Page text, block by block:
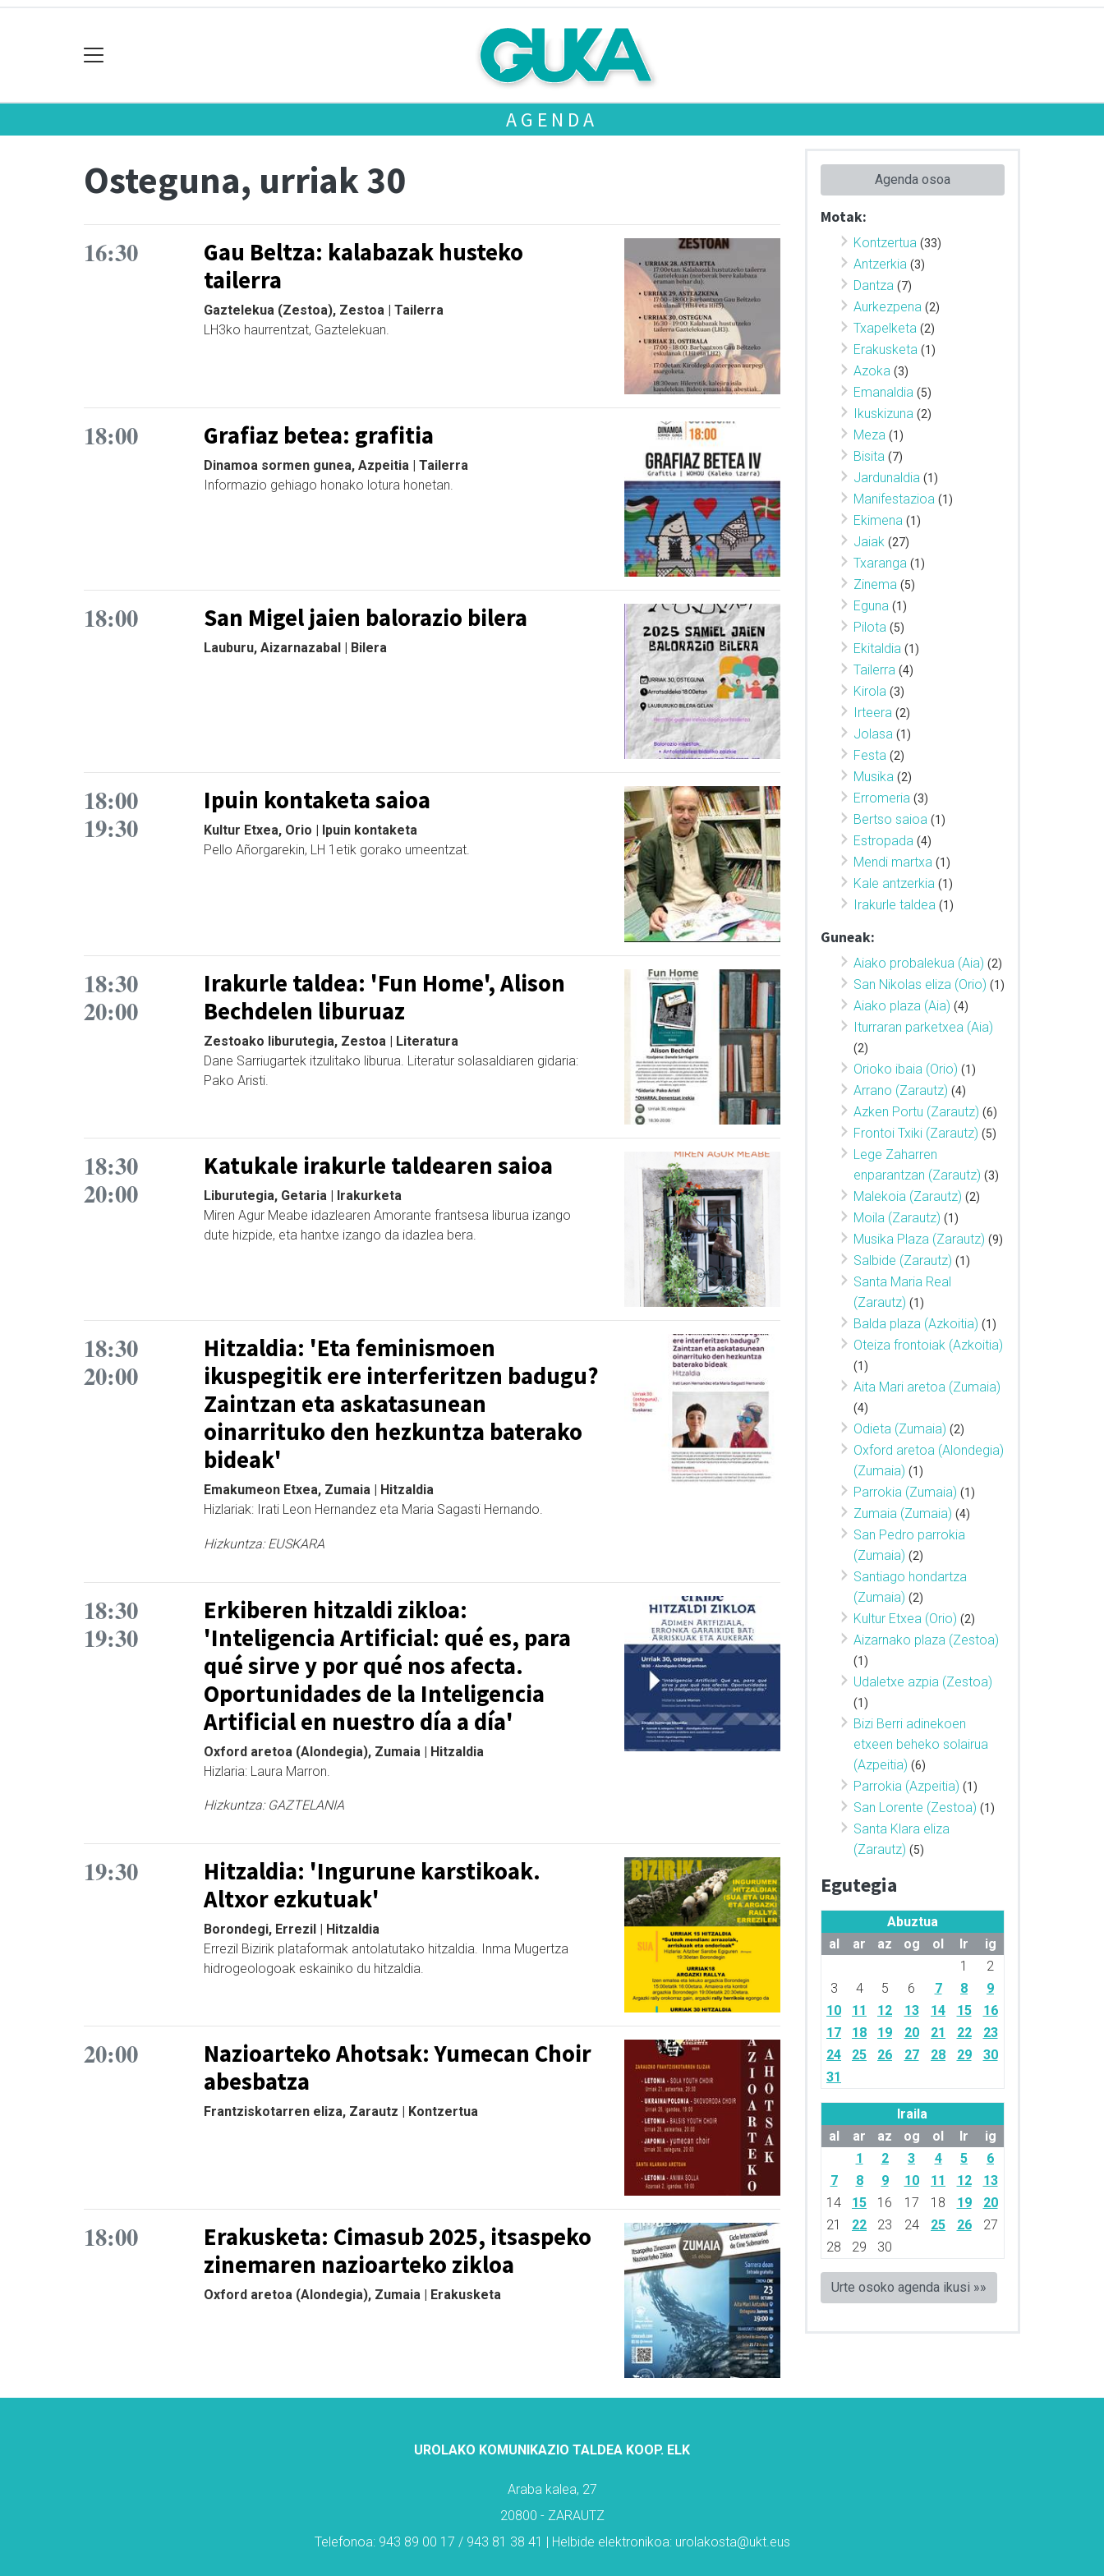
AGENDA
Osteguna, urriak 30
16:30
Gau Beltza: kalabazak husteko
tailerra
Gaztelekua (Zestoa), Zestoa | Tailerra
LH3ko haurrentzat, Gaztelekuan.
18:00 Grafiaz betea: grafitia
Dinamoa sormen gunea, Azpeitia | Tailerra
Informazio gehiago honako lotura honetan.
18:00 San Migel jaien balorazio bilera
Lauburu, Aizarnazabal | Bilera
18:00
19:30
Ipuin kontaketa saioa
Kultur Etxea, Orio | Ipuin kontaketa
Pello Añorgarekin, LH 1etik gorako umeentzat.
18:30
20:00
Irakurle taldea: 'Fun Home', Alison
Bechdelen liburuaz
Zestoako liburutegia, Zestoa | Literatura
Dane Sarriugartek itzulitako liburua. Literatur solasaldiaren gidaria:
Pako Aristi.
18:30
20:00
Katukale irakurle taldearen saioa
Liburutegia, Getaria | Irakurketa
Miren Agur Meabe idazlearen Amorante frantsesa liburua izango
dute hizpide, eta hantxe izango da idazlea bera.
18:30
20:00
Hitzaldia: 'Eta feminismoen
ikuspegitik ere interferitzen badugu?
Zaintzan eta askatasunean
oinarrituko den hezkuntza baterako
bideak'
Emakumeon Etxea, Zumaia | Hitzaldia
Hizlariak: Irati Leon Hernandez eta Maria Sagasti Hernando.
Hizkuntza:EUSKARA
18:30
19:30
Erkiberen hitzaldi zikloa:
'Inteligencia Artificial: qué es, para
qué sirve y por qué nos afecta.
Oportunidades de la Inteligencia
Artificial en nuestro día a día'
Oxford aretoa (Alondegia), Zumaia | Hitzaldia
Hizlaria: Laura Marron.
Hizkuntza: GAZTELANIA
19:30
Hitzaldia: 'Ingurune karstikoak.
Altxor ezkutuak'
Borondegi, Errezil | Hitzaldia
Errezil Bizirik plataformak antolatutako hitzaldia. Inma Mugertza
hidrogeologoak eskainiko du hitzaldia.
20:00
Nazioarteko Ahotsak: Yumecan Choir
abesbatza
Frantziskotarren eliza, Zarautz | Kontzertua
18:00
Erakusketa: Cimasub 2025, itsaspeko
zinemaren nazioarteko zikloa
Oxford aretoa (Alondegia), Zumaia | Erakusketa
Agenda osoa
Motak:
Kontzertua (33)
Antzerkia (3)
Dantza (7)
Aurkezpena (2)
Txapelketa (2)
Erakusketa (1)
Azoka (3)
Emanaldia (5)
Ikuskizuna (2)
Meza (1)
Bisita (7)
Jardunaldia (1)
Manifestazioa (1)
Ekimena (1)
Jaiak (27)
Txaranga (1)
Zinema (5)
Eguna (1)
Pilota (5)
Ekitaldia (1)
Tailerra (4)
Kirola (3)
Irteera (2)
Jolasa (1)
Festa (2)
Musika (2)
Erromeria (3)
Bertso saioa (1)
Estropada (4)
Mendi martxa (1)
Kale antzerkia (1)
Irakurle taldea (1)
Guneak:
Aiako probalekua (Aia) (2)
San Nikolas eliza (Orio) (1)
Aiako plaza (Aia) (4)
Iturraran parketxea (Aia)
(2)
Orioko ibaia (Orio) (1)
Arrano (Zarautz) (4)
Azken Portu (Zarautz) (6)
Frontoi Txiki (Zarautz) (5)
Lege Zaharren
enparantzan (Zarautz) (3)
Malekoia (Zarautz) (2)
Moila (Zarautz) (1)
Musika Plaza (Zarautz) (9)
Salbide (Zarautz) (1)
Santa Maria Real
(Zarautz) (1)
Balda plaza (Azkoitia) (1)
Oteiza frontoiak (Azkoitia)
(1)
Aita Mari aretoa (Zumaia)
(4)
Odieta (Zumaia) (2)
Oxford aretoa (Alondegia)
(Zumaia) (1)
Parrokia (Zumaia) (1)
Zumaia (Zumaia) (4)
San Pedro parrokia
(Zumaia) (2)
Santiago hondartza
(Zumaia) (2)
Kultur Etxea (Orio) (2)
Aizarnako plaza (Zestoa)
(1)
Udaletxe azpia (Zestoa)
(1)
Bizi Berri adinekoen
etxeen beheko solairua
(Azpeitia) (6)
Parrokia (Azpeitia) (1)
San Lorente (Zestoa) (1)
Santa Klara eliza
(Zarautz) (5)
Egutegia
Abuztua
al
ar az og ol lr
ig
1
2
3
4 5 6 7 8
9
10
11 12 13 14 15
16
17
18 19 20 21 22
23
24
25 26 27 28 29
30
31
Iraila
al
ar az og ol lr
ig
1
2 3 4 5
6
7
8 9 10 11 12
13
14
15 16 17 18 19
20
21
22 23 24 25 26
27
28
29 30
Urte osoko agenda ikusi »»
UROLAKO KOMUNIKAZIO TALDEA KOOP. ELK
Araba kalea, 27
20800 - ZARAUTZ
Telefonoa: 943 89 00 17 / 943 81 38 41 | Helbide elektronikoa: urolakosta@ukt.eus